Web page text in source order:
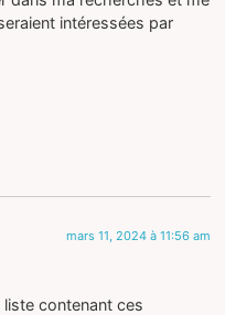
intéressées par
mars 11, 2024 à 11:56 am
liste contenant ces